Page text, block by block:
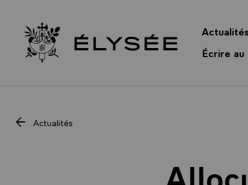
Retour à l’accueil Élysée
Actualités
Écrire
Actualités